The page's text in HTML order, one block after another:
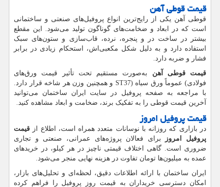
قیمت قوطی آهن
قوطی آهن یکی از رایج‌ترین انواع پروفیل‌های صنعتی و ساختمانی
است که در ابعاد و ضخامت‌های گوناگون تولید می‌شود. این مقطع
بیشتر در ساخت در و پنجره، نرده، قاب‌سازی و ستون‌های سبک
استفاده دارد و به دلیل شکل مکعبی‌اش، استحکام زیادی در برابر
فشار و ضربه دارد.
قیمت قوطی آهن به‌صورت مستقیم تحت تأثیر قیمت ورق‌های
فولادی( عموماً ورق سیاه ST37) و همچنین وزن هر شاخه قرار دارد.
با مراجعه به صفحه پروفیل در سایت ایران ساختمان می‌توانید
آخرین قیمت قوطی را به تفکیک برند، ضخامت و ابعاد مشاهده کنید.
قیمت پروفیل امروز
در بازاری که روزانه با نوسانات متعدد همراه است، اطلاع از قیمت
پروفیل امروز
برای فعالان پروژه‌های عمرانی، صنعتی و تجاری
ضروری است. گاهی اختلاف قیمتی ناچیز در هر کیلو، در خریدهای
عمده به میلیون‌ها تومان تفاوت در هزینه نهایی منجر می‌شود.
ایران ساختمان با ارائه اطلاعات دقیق، لحظه‌ای و تحلیل‌های بازار،
امکان دسترسی خریداران به قیمت روز پروفیل را فراهم کرده